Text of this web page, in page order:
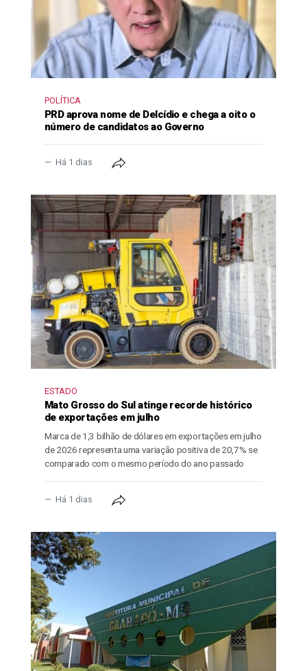
POLÍTICA
PRD aprova nome de Delcídio e chega a oito o
número de candidatos ao Governo
Há 1 dias
ESTADO
Mato Grosso do Sul atinge recorde histórico
de exportações em julho
Marca de 1,3 bilhão de dólares em exportações em julho
de 2026 representa uma variação positiva de 20,7% se
comparado com o mesmo período do ano passado
Há 1 dias